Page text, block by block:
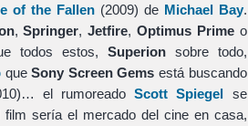
of the Fallen(2009) de Michael Bay.
,Springer,Jetfire,Optimus Primeo
todos estos, Superionsobre todo,
queSony Screen Gems está buscando
el rumoreadoScott Spiegel se
sería el mercado del cine en casa,